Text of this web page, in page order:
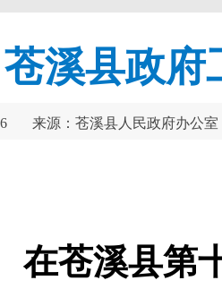
苍溪县政府
来源：苍溪县人民政府办公室
在苍溪县第